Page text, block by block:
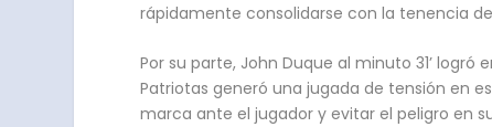
rápidamente consolidarse con la tenencia
Por su parte, John Duque al minuto 31’
Patriotas generó una jugada de tensión en
marca ante el jugador y evitar el peligro en